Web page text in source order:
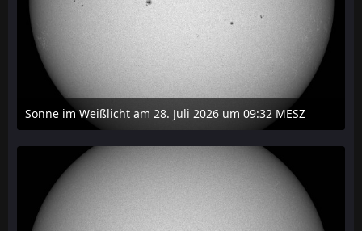
Sonne im Weißlicht am 28. Juli 2026 um 09:32 MESZ
31. Juli 2026 um 20:03